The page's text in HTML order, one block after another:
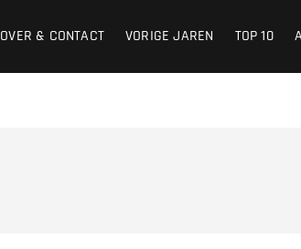
OVER & CONTACT VORIGE JAREN TOP 10